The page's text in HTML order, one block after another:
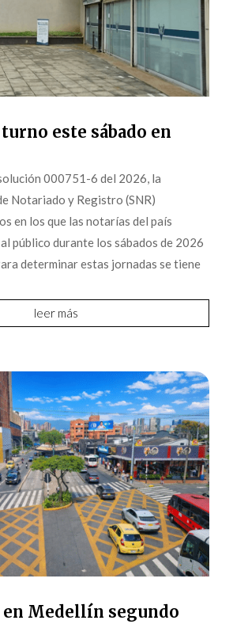
este sábado en
000751-6 del 2026, la
Notariado y Registro (SNR)
en los que las notarías del país
público durante los sábados de 2026
determinar estas jornadas se tiene
leer más
en Medellín segundo